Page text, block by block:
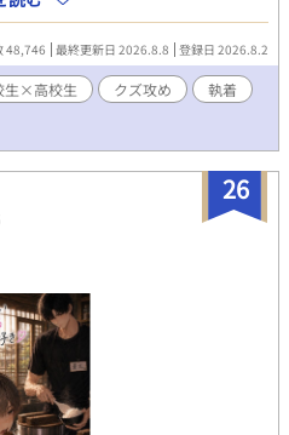
48,746 最終更新日 2026.8.8 登録日 2026.8.2
生×高校生 クズ攻め
執着
26